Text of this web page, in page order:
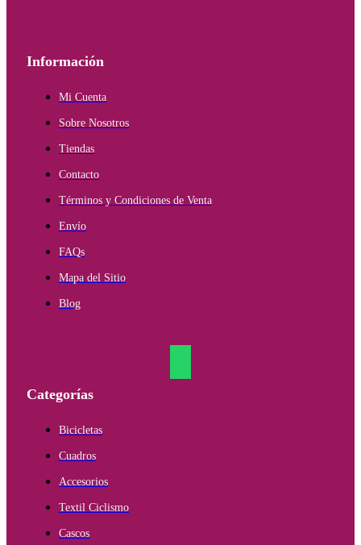
Información
Mi Cuenta
Sobre Nosotros
Tiendas
Contacto
Términos y Condiciones de Venta
Envío
FAQs
Mapa del Sitio
Blog
Categorías
Bicicletas
Cuadros
Accesorios
Textil Ciclismo
Cascos